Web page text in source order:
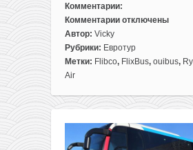
Комментарии:
Комментарии
к
записи
Евротур
по
Франция,
Бельгия
отключены
Автор: Vicky
Рубрики: Евротур
Метки: Flibco, FlixBus, ouibus,
Air